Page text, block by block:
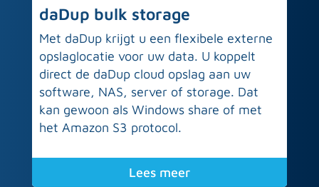
daDup bulk storage
Met daDup krijgt u een flexibele externe
opslaglocatie voor uw data. U koppelt
direct de daDup cloud opslag aan uw
software, NAS, server of storage. Dat
kan gewoon als Windows share of met
het Amazon S3 protocol.
Lees meer